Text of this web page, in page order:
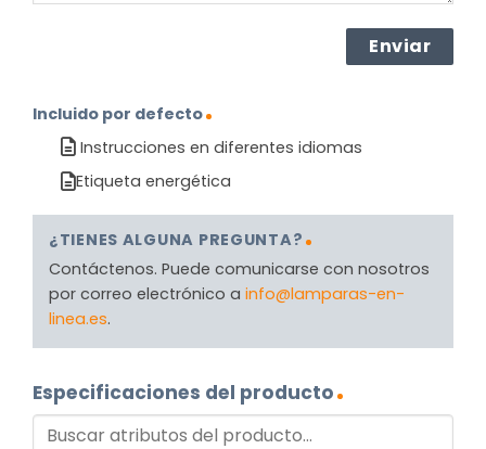
Incluido por defecto
Instrucciones en diferentes idiomas
Etiqueta energética
¿TIENES ALGUNA PREGUNTA?
Contáctenos. Puede comunicarse con nosotros
por correo electrónico a info@lamparas-en-
linea.es.
Especificaciones del producto